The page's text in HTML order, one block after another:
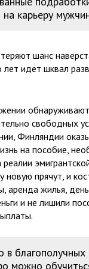
на карьеру
шанс
лет идет шквал
свободных
Финляндии
на пособие,
реалии
новую прячут, и
аренда жилья,
и не лишили
можно